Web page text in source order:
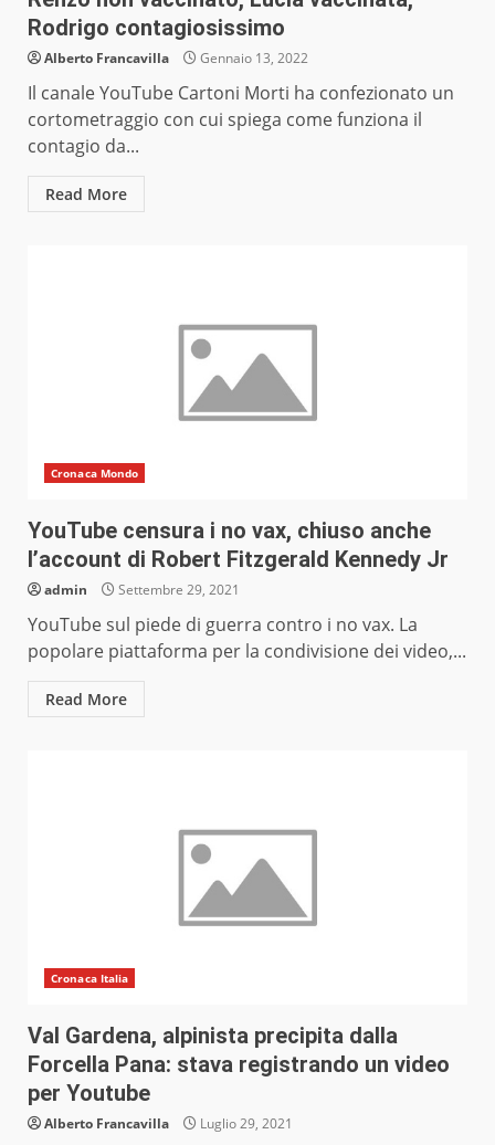
Rodrigo contagiosissimo
Alberto Francavilla Gennaio 13, 2022
Il canale YouTube Cartoni Morti ha confezionato un
cortometraggio con cui spiega come funziona il
contagio da...
Read More
Cronaca Mondo
YouTube censura i no vax, chiuso anche
l’account di Robert Fitzgerald Kennedy Jr
admin Settembre 29, 2021
YouTube sul piede di guerra contro i no vax. La
popolare piattaforma per la condivisione dei video,...
Read More
Cronaca Italia
Val Gardena, alpinista precipita dalla
Forcella Pana: stava registrando un video
per Youtube
Alberto Francavilla Luglio 29, 2021